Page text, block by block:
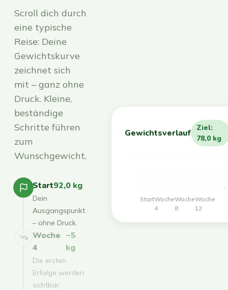
Scroll dich durch
eine typische
Reise: Deine
Gewichtskurve
zeichnet sich
mit – ganz ohne
Druck. Kleine,
beständige
Schritte führen
zum
Wunschgewicht.
Start92,0 kg
Dein
Ausgangspunkt
– ohne Druck.
Woche
4
−5
kg
Die ersten
Erfolge werden
sichtbar.
Gewichtsverlauf
Ziel:
78,0 kg
StartWoche
4
Woche
8
Woche
12